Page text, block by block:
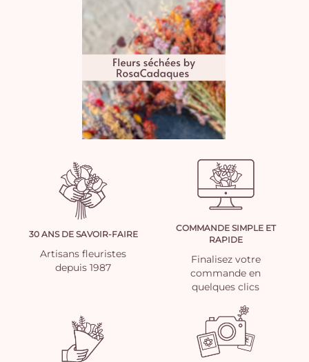
30 ANS DE SAVOIR-FAIRE
Artisans fleuristes
depuis 1987
COMMANDE SIMPLE ET
RAPIDE
Finalisez votre
commande en
quelques clics